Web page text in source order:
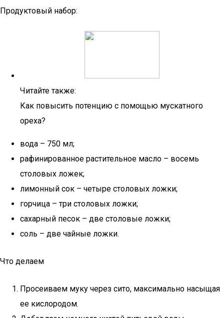
Продуктовый набор:
Читайте также:
Как повысить потенцию с помощью мускатного
ореха?
вода – 750 мл;
рафинированное растительное масло – восемь
столовых ложек;
лимонный сок – четыре столовых ложки;
горчица – три столовых ложки;
сахарный песок – две столовые ложки;
соль – две чайные ложки.
Что делаем
Просеиваем муку через сито, максимально насыщая
ее кислородом.